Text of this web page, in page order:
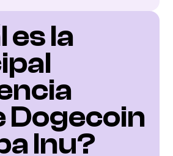
es la
Inu?